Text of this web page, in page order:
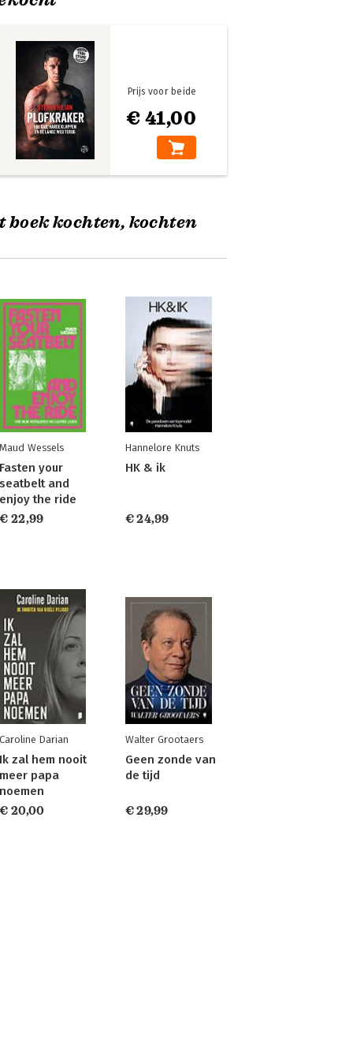
€ 41,00
Prijs voor beide
boek kochten, kochten
Maud Wessels
Fasten your
seatbelt and
enjoy the ride
€ 22,99
Hannelore Knuts
HK & ik
€ 24,99
Caroline Darian
Ik zal hem nooit
meer papa
noemen
€ 20,00
Walter Grootaers
Geen zonde van
de tijd
€ 29,99